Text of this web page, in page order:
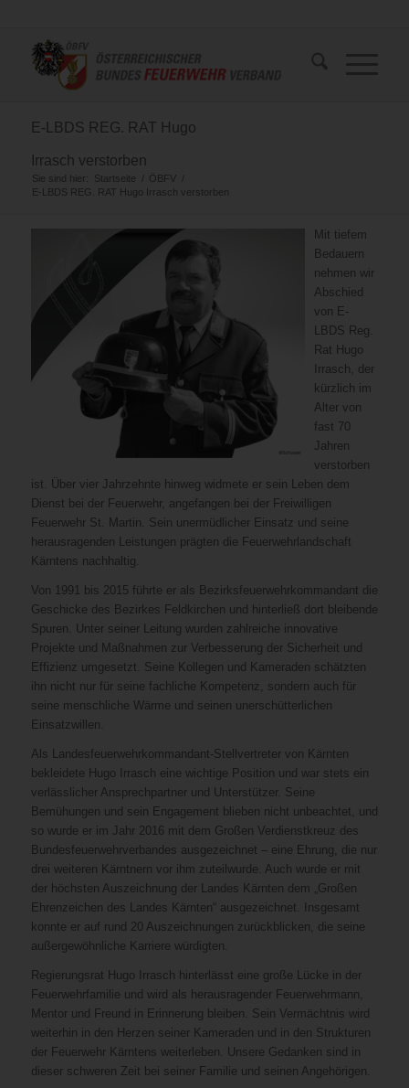
E-LBDS REG. RAT Hugo
Irrasch verstorben
Sie sind hier: Startseite / ÖBFV
/
E-LBDS REG. RAT Hugo Irrasch verstorben
Mit tiefem
Bedauern
nehmen wir
Abschied
von E-
LBDS Reg.
Rat Hugo
Irrasch, der
kürzlich im
Alter von
fast 70
Jahren
verstorben
ist. Über vier Jahrzehnte hinweg widmete er sein Leben dem
Dienst bei der Feuerwehr, angefangen bei der Freiwilligen
Feuerwehr St. Martin. Sein unermüdlicher Einsatz und seine
herausragenden Leistungen prägten die Feuerwehrlandschaft
Kärntens nachhaltig.
Von 1991 bis 2015 führte er als Bezirksfeuerwehrkommandant die
Geschicke des Bezirkes Feldkirchen und hinterließ dort bleibende
Spuren. Unter seiner Leitung wurden zahlreiche innovative
Projekte und Maßnahmen zur Verbesserung der Sicherheit und
Effizienz umgesetzt. Seine Kollegen und Kameraden schätzten
ihn nicht nur für seine fachliche Kompetenz, sondern auch für
seine menschliche Wärme und seinen unerschütterlichen
Einsatzwillen.
Als Landesfeuerwehrkommandant-Stellvertreter von Kärnten
bekleidete Hugo Irrasch eine wichtige Position und war stets ein
verlässlicher Ansprechpartner und Unterstützer. Seine
Bemühungen und sein Engagement blieben nicht unbeachtet, und
so wurde er im Jahr 2016 mit dem Großen Verdienstkreuz des
Bundesfeuerwehrverbandes ausgezeichnet – eine Ehrung, die nur
drei weiteren Kärntnern vor ihm zuteilwurde. Auch wurde er mit
der höchsten Auszeichnung der Landes Kärnten dem „Großen
Ehrenzeichen des Landes Kärnten“ ausgezeichnet. Insgesamt
konnte er auf rund 20 Auszeichnungen zurückblicken, die seine
außergewöhnliche Karriere würdigten.
Regierungsrat Hugo Irrasch hinterlässt eine große Lücke in der
Feuerwehrfamilie und wird als herausragender Feuerwehrmann,
Mentor und Freund in Erinnerung bleiben. Sein Vermächtnis wird
weiterhin in den Herzen seiner Kameraden und in den Strukturen
der Feuerwehr Kärntens weiterleben. Unsere Gedanken sind in
dieser schweren Zeit bei seiner Familie und seinen Angehörigen.